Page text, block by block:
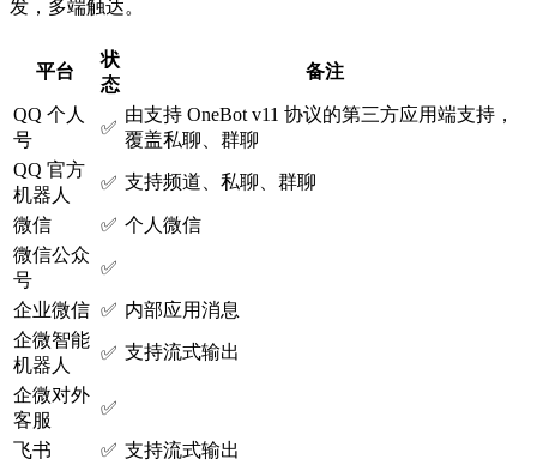
发，多端触达。
平台
状
态
备注
QQ 个人
号
✅
由支持 OneBot v11 协议的第三方应用端支持，
覆盖私聊、群聊
QQ 官方
机器人
✅ 支持频道、私聊、群聊
微信 ✅ 个人微信
微信公众
号
✅
企业微信 ✅ 内部应用消息
企微智能
机器人
✅ 支持流式输出
企微对外
客服
✅
飞书 ✅ 支持流式输出